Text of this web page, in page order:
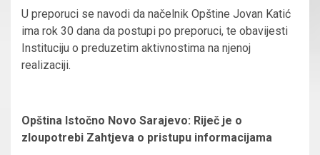
U preporuci se navodi da načelnik Opštine Jovan Katić
ima rok 30 dana da postupi po preporuci, te obavijesti
Instituciju o preduzetim aktivnostima na njenoj
realizaciji.
Opština Istočno Novo Sarajevo: Riječ je o
zloupotrebi Zahtjeva o pristupu informacijama